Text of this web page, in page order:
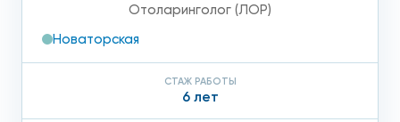
Отоларинголог (ЛОР)
Новаторская
СТАЖ РАБОТЫ
6 лет